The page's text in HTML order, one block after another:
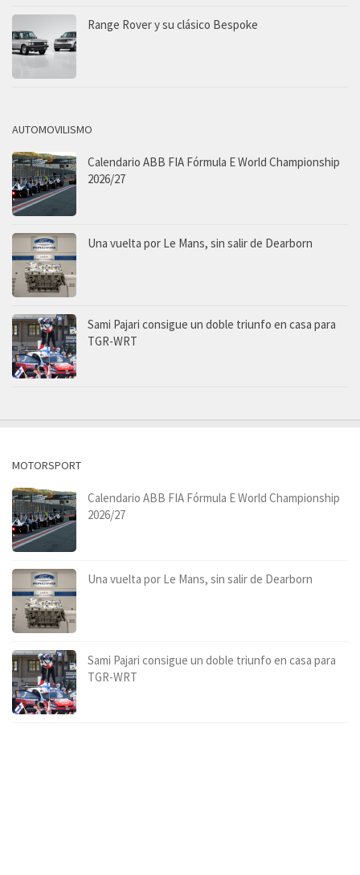
Range Rover y su clásico Bespoke
AUTOMOVILISMO
Calendario ABB FIA Fórmula E World Championship
2026/27
Una vuelta por Le Mans, sin salir de Dearborn
Sami Pajari consigue un doble triunfo en casa para
TGR-WRT
MOTORSPORT
Calendario ABB FIA Fórmula E World Championship
2026/27
Una vuelta por Le Mans, sin salir de Dearborn
Sami Pajari consigue un doble triunfo en casa para
TGR-WRT